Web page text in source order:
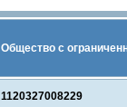
Общество с
1120327008229